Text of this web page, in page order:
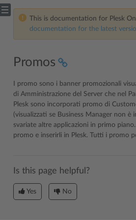
This is documentation for Plesk
documentation for the latest
Promos
I promo sono i banner promozionali
di Amministrazione del Server che nel
Plesk sono incorporati promo di
(visualizzati se Business Manager non è
svariate altre applicazioni in primo
promo e inserirli in Plesk. Tutti i promo
Is this page helpful?
Yes No